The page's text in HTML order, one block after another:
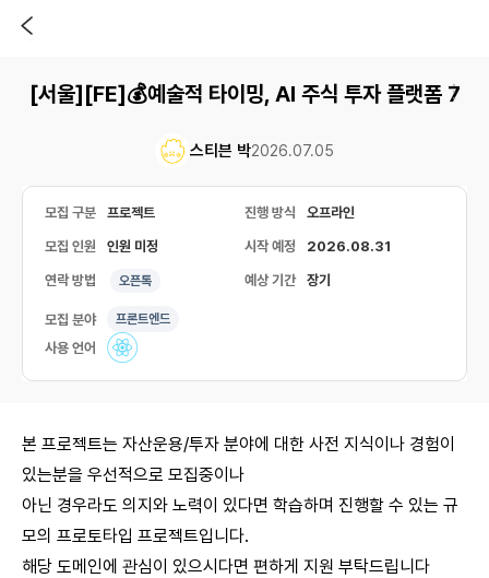
[서울][FE]💰예술적 타이밍, AI 주식 투자 플랫폼 7
스티븐 박2026.07.05
모집 구분 프로젝트 진행 방식 오프라인
모집 인원 인원 미정 시작 예정 2026.08.31
연락 방법 오픈톡 예상 기간 장기
모집 분야 프론트엔드
사용 언어
본 프로젝트는 자산운용/투자 분야에 대한 사전 지식이나 경험이
있는분을 우선적으로 모집중이나
아닌 경우라도 의지와 노력이 있다면 학습하며 진행할 수 있는 규
모의 프로토타입 프로젝트입니다.
해당 도메인에 관심이 있으시다면 편하게 지원 부탁드립니다